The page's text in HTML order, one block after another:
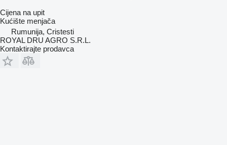
Cijena na upit
Kućište menjača
Rumunija, Cristesti
ROYAL DRU AGRO S.R.L.
Kontaktirajte prodavca